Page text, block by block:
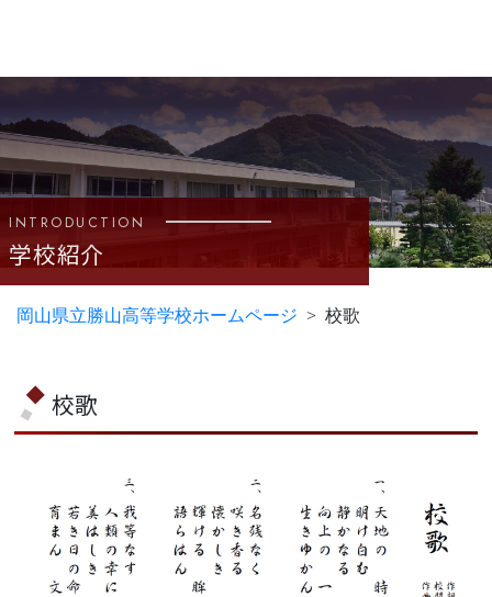
岡山県立勝山高等学校ホームページ 校歌
INTRODUCTION
学校紹介
校歌